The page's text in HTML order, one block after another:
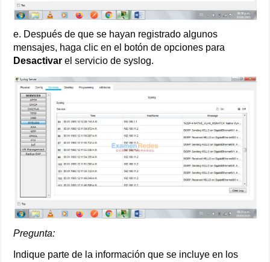
e. Después de que se hayan registrado algunos
mensajes, haga clic en el botón de opciones para
Desactivar el servicio de syslog.
Pregunta:
Indique parte de la información que se incluye en los